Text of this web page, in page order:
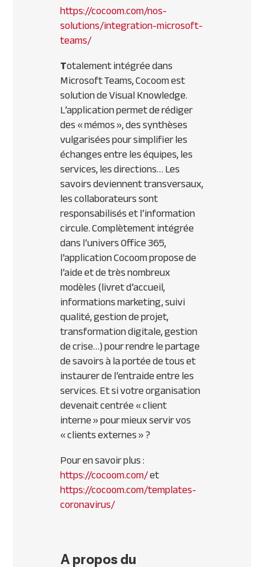
https://cocoom.com/nos-
solutions/integration-microsoft-
teams/
Totalement intégrée dans
Microsoft Teams, Cocoom est
solution de Visual Knowledge.
L’application permet de rédiger
des « mémos », des synthèses
vulgarisées pour simplifier les
échanges entre les équipes, les
services, les directions… Les
savoirs deviennent transversaux,
les collaborateurs sont
responsabilisés et l’information
circule. Complètement intégrée
dans l’univers Office 365,
l’application Cocoom propose de
l’aide et de très nombreux
modèles (livret d’accueil,
informations marketing, suivi
qualité, gestion de projet,
transformation digitale, gestion
de crise…) pour rendre le partage
de savoirs à la portée de tous et
instaurer de l’entraide entre les
services. Et si votre organisation
devenait centrée « client
interne » pour mieux servir vos
« clients externes » ?
Pour en savoir plus :
https://cocoom.com/et
https://cocoom.com/templates-
coronavirus/
A propos du